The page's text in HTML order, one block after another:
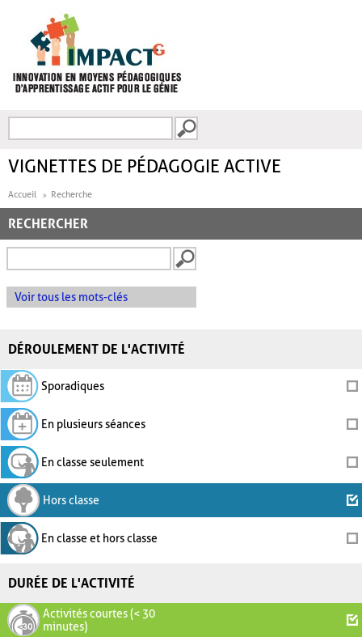
FORMULAIRE DE
VIGNETTES DE PÉDAGOGIE ACTIVE
Accueil Recherche
RECHERCHER
Voir tous les mots-clés
DÉROULEMENT DE L'ACTIVITÉ
Sporadiques
En plusieurs séances
En classe seulement
Hors classe
En classe et hors classe
DURÉE DE L'ACTIVITÉ
Activités courtes (< 30
minutes)